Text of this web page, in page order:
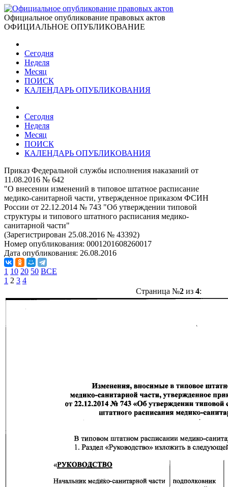
Официальное опубликование правовых актов
ОФИЦИАЛЬНОЕ ОПУБЛИКОВАНИЕ
Сегодня
Неделя
Месяц
ПОИСК
КАЛЕНДАРЬ ОПУБЛИКОВАНИЯ
Сегодня
Неделя
Месяц
ПОИСК
КАЛЕНДАРЬ ОПУБЛИКОВАНИЯ
Приказ Федеральной службы исполнения наказаний от
11.08.2016 № 642
"О внесении изменений в типовое штатное расписание
медико-санитарной части, утвержденное приказом ФСИН
России от 22.12.2014 № 743 "Об утверждении типовой
структуры и типового штатного расписания медико-
санитарной части"
(Зарегистрирован 25.08.2016 № 43392)
Номер опубликования: 0001201608260017
Дата опубликования: 26.08.2016
1 10 20 50 ВСЕ
1 2 3 4
Страница №2из 4: